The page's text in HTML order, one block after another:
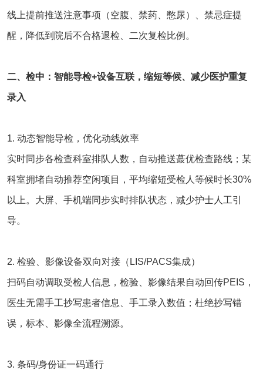
线上提前推送注意事项（空腹、禁药、憋尿）、禁忌症提
醒，降低到院后不合格退检、二次复检比例。
二、检中：智能导检+设备互联，缩短等候、减少医护重复
录入
1. 动态智能导检，优化动线效率
实时同步各检查科室排队人数，自动推送蕞优检查路线；某
科室拥堵自动推荐空闲项目，平均缩短受检人等候时长30%
以上。大屏、手机端同步实时排队状态，减少护士人工引
导。
2. 检验、影像设备双向对接（LIS/PACS集成）
扫码自动调取受检人信息，检验、影像结果自动回传PEIS，
医生无需手工抄写患者信息、手工录入数值；杜绝抄写错
误，标本、影像全流程溯源。
3. 条码/身份证一码通行